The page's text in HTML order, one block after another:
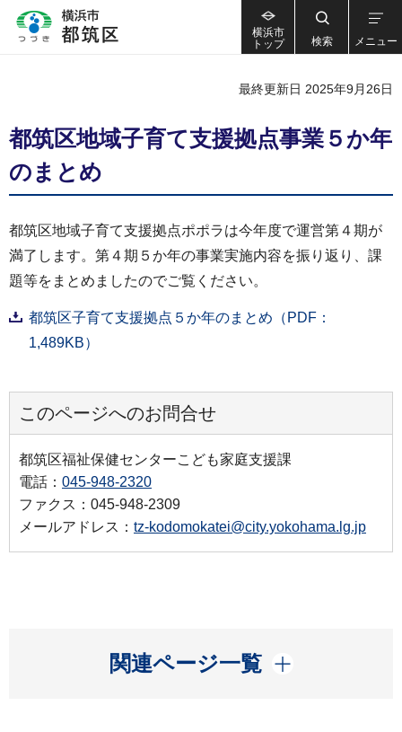
横浜市
トップ
検索 メニュー
最終更新日 2025年9月26日
都筑区地域子育て支援拠点事業５か年
のまとめ
都筑区地域子育て支援拠点ポポラは今年度で運営第４期が
満了します。第４期５か年の事業実施内容を振り返り、課
題等をまとめましたのでご覧ください。
都筑区子育て支援拠点５か年のまとめ（PDF：
1,489KB）
このページへのお問合せ
都筑区福祉保健センターこども家庭支援課
電話： 045-948-2320
ファクス：045-948-2309
メールアドレス： tz-kodomokatei@city.yokohama.lg.jp
関連ページ一覧
開く